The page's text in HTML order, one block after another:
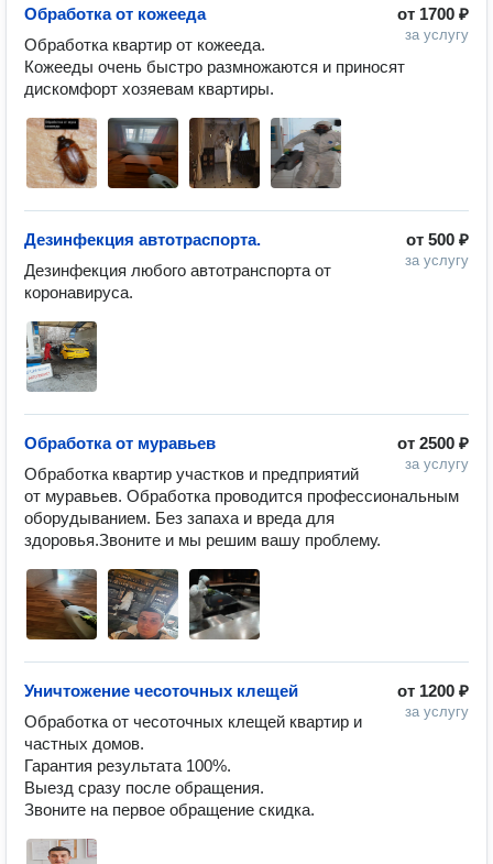
от 1700 ₽
за услугу
Обработка от кожееда
Обработка квартир от кожееда.
Кожееды очень быстро размножаются и приносят
дискомфорт хозяевам квартиры.
от 500 ₽
за услугу
Дезинфекция автотраспорта.
Дезинфекция любого автотранспорта от
коронавируса.
от 2500 ₽
за услугу
Обработка от муравьев
Обработка квартир участков и предприятий
от муравьев. Обработка проводится профессиональным
оборудыванием. Без запаха и вреда для
здоровья.Звоните и мы решим вашу проблему.
от 1200 ₽
за услугу
Уничтожение чесоточных клещей
Обработка от чесоточных клещей квартир и
частных домов.
Гарантия результата 100%.
Выезд сразу после обращения.
Звоните на первое обращение скидка.